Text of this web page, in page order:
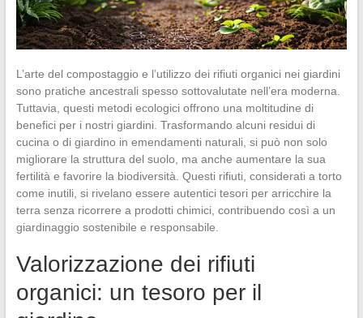
L’arte del compostaggio e l’utilizzo dei rifiuti organici nei giardini
sono pratiche ancestrali spesso sottovalutate nell’era moderna.
Tuttavia, questi metodi ecologici offrono una moltitudine di
benefici per i nostri giardini. Trasformando alcuni residui di
cucina o di giardino in emendamenti naturali, si può non solo
migliorare la struttura del suolo, ma anche aumentare la sua
fertilità e favorire la biodiversità. Questi rifiuti, considerati a torto
come inutili, si rivelano essere autentici tesori per arricchire la
terra senza ricorrere a prodotti chimici, contribuendo così a un
giardinaggio sostenibile e responsabile.
Valorizzazione dei rifiuti
organici: un tesoro per il